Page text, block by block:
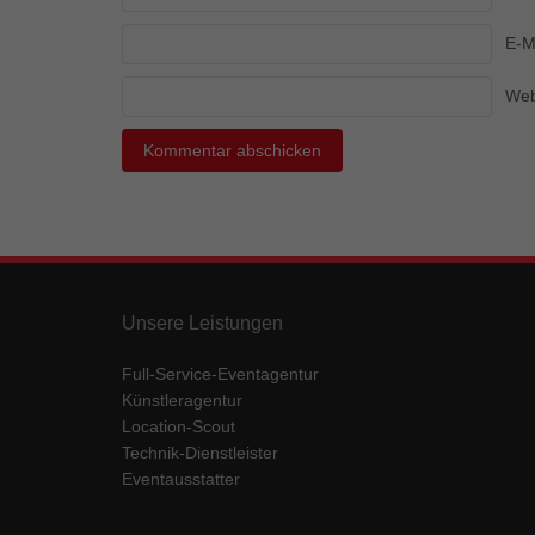
E-
Unsere Leistungen
Full-Service-Eventagentur
Künstleragentur
Location-Scout
Technik-Dienstleister
Eventausstatter